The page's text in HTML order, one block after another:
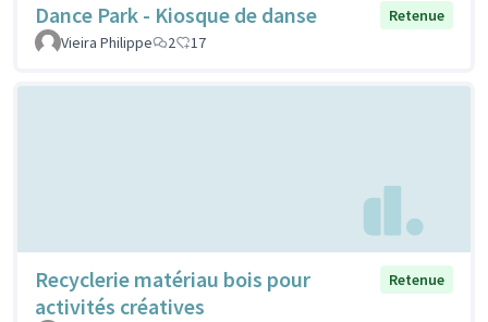
Dance Park - Kiosque de danse
Retenue
Vieira Philippe
2 17
Recyclerie matériau bois pour
activités créatives
Retenue